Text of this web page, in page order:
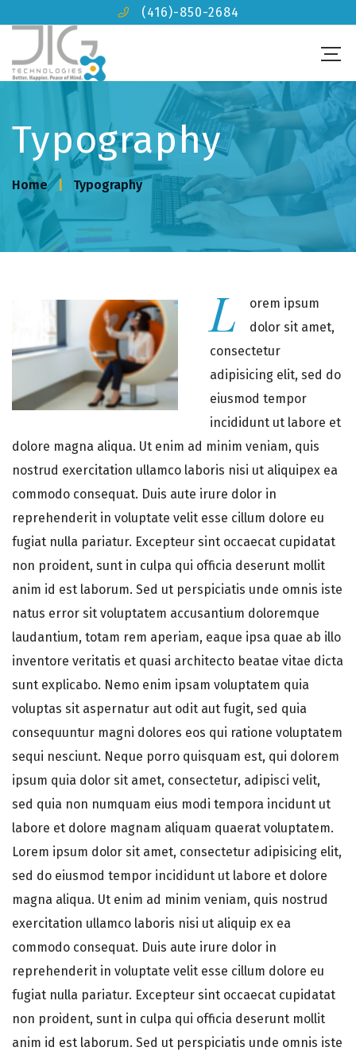
(416)-850-2684
Typography
Home Typography
L
orem ipsum
dolor sit amet,
consectetur
adipisicing elit, sed do
eiusmod tempor
incididunt ut labore et
dolore magna aliqua. Ut enim ad minim veniam, quis
nostrud exercitation ullamco laboris nisi ut aliquipex ea
commodo consequat. Duis aute irure dolor in
reprehenderit in voluptate velit esse cillum dolore eu
fugiat nulla pariatur. Excepteur sint occaecat cupidatat
non proident, sunt in culpa qui officia deserunt mollit
anim id est laborum. Sed ut perspiciatis unde omnis iste
natus error sit voluptatem accusantium doloremque
laudantium, totam rem aperiam, eaque ipsa quae ab illo
inventore veritatis et quasi architecto beatae vitae dicta
sunt explicabo. Nemo enim ipsam voluptatem quia
voluptas sit aspernatur aut odit aut fugit, sed quia
consequuntur magni dolores eos qui ratione voluptatem
sequi nesciunt. Neque porro quisquam est, qui dolorem
ipsum quia dolor sit amet, consectetur, adipisci velit,
sed quia non numquam eius modi tempora incidunt ut
labore et dolore magnam aliquam quaerat voluptatem.
Lorem ipsum dolor sit amet, consectetur adipisicing elit,
sed do eiusmod tempor incididunt ut labore et dolore
magna aliqua. Ut enim ad minim veniam, quis nostrud
exercitation ullamco laboris nisi ut aliquip ex ea
commodo consequat. Duis aute irure dolor in
reprehenderit in voluptate velit esse cillum dolore eu
fugiat nulla pariatur. Excepteur sint occaecat cupidatat
non proident, sunt in culpa qui officia deserunt mollit
anim id est laborum. Sed ut perspiciatis unde omnis iste